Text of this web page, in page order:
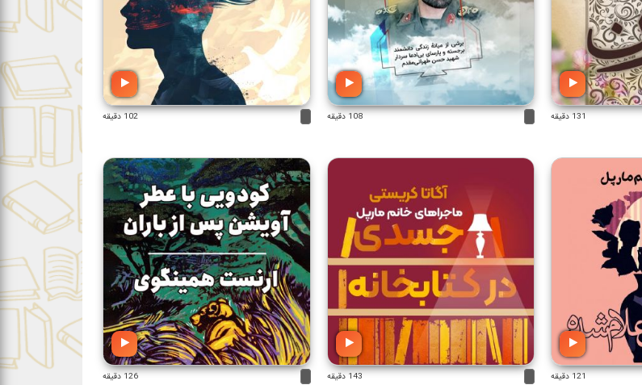
131 دقیقه 108 دقیقه 102 دقیقه
121 دقیقه 143 دقیقه 126 دقیقه